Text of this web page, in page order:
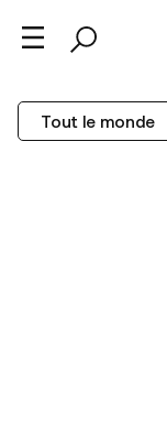
Tout le monde